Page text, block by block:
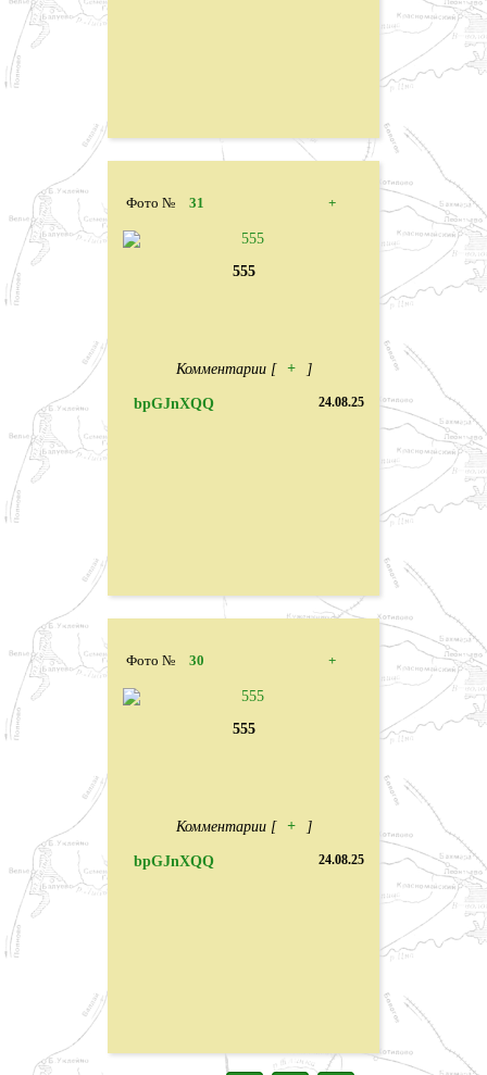
Фото № 31 +
555
Комментарии [ + ]
bpGJnXQQ 24.08.25
Фото № 30 +
555
Комментарии [ + ]
bpGJnXQQ 24.08.25